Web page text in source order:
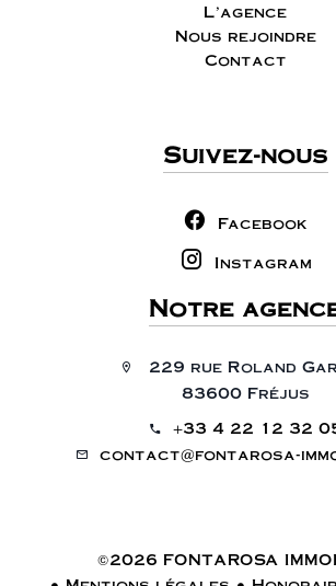
L'agence
Nous rejoindre
Contact
Suivez-nous
Facebook
Instagram
Notre
229 rue Roland
83600 Fréjus
+33 4 22 12 32
contact@fontarosa-
©2026 FONTAROSA